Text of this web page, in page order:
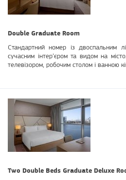
Double Graduate Room
Стандартний номер із двоспальним
сучасним інтер’єром та видом на
телевізором, робочим столом і ванною
Two Double Beds Graduate Deluxe